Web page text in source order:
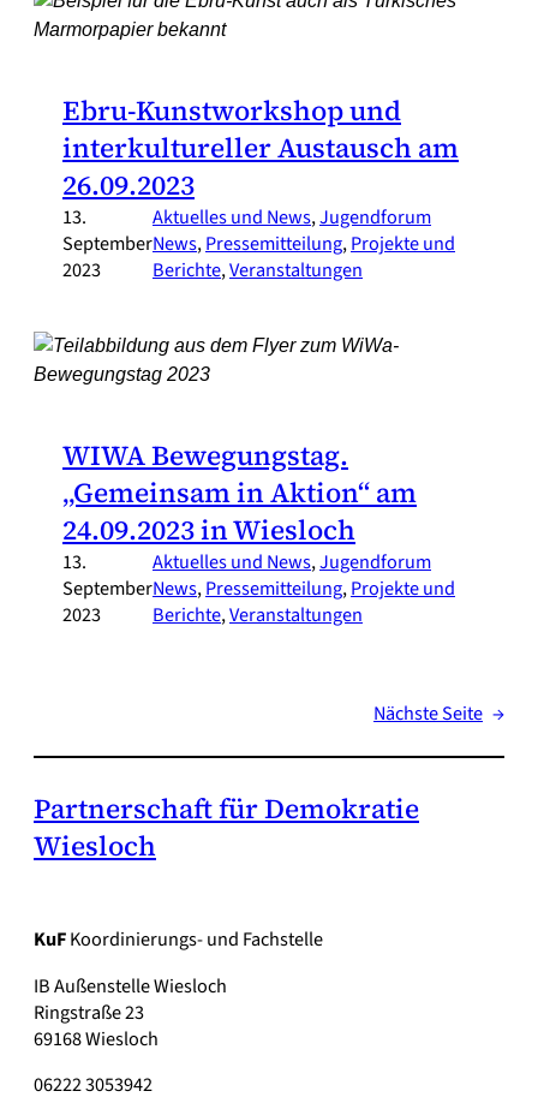
Ebru-Kunstworkshop und
interkultureller Austausch am
26.09.2023
13.
September
2023
Aktuelles und News, Jugendforum
News, Pressemitteilung, Projekte und
Berichte, Veranstaltungen
WIWA Bewegungstag.
„Gemeinsam in Aktion“ am
24.09.2023 in Wiesloch
13.
September
2023
Aktuelles und News, Jugendforum
News, Pressemitteilung, Projekte und
Berichte, Veranstaltungen
Nächste Seite →
Partnerschaft für Demokratie
Wiesloch
KuFKoordinierungs- und Fachstelle
IB Außenstelle Wiesloch
Ringstraße 23
69168 Wiesloch
06222 3053942